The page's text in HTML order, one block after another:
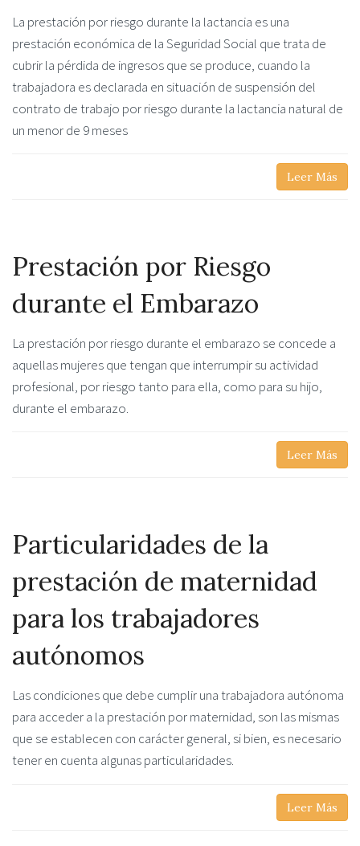
La prestación por riesgo durante la lactancia es una
prestación económica de la Seguridad Social que trata de
cubrir la pérdida de ingresos que se produce, cuando la
trabajadora es declarada en situación de suspensión del
contrato de trabajo por riesgo durante la lactancia natural de
un menor de 9 meses
Leer Más
Prestación por Riesgo
durante el Embarazo
La prestación por riesgo durante el embarazo se concede a
aquellas mujeres que tengan que interrumpir su actividad
profesional, por riesgo tanto para ella, como para su hijo,
durante el embarazo.
Leer Más
Particularidades de la
prestación de maternidad
para los trabajadores
autónomos
Las condiciones que debe cumplir una trabajadora autónoma
para acceder a la prestación por maternidad, son las mismas
que se establecen con carácter general, si bien, es necesario
tener en cuenta algunas particularidades.
Leer Más